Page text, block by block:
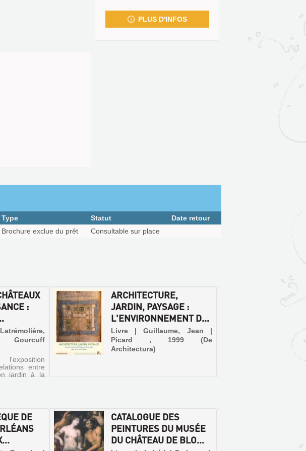
PLUS D'INFOS
Type Statut
Date retour
Brochure exclue du prêt Consultable sur place
:
entre
jardin à la
ouvrage
sur
Il éclaire
ARCHITECTURE,
JARDIN, PAYSAGE :
L'ENVIRONNEMENT D...
Livre | Guillaume, Jean |
Picard , 1999 (De
Architectura)
DE
CATALOGUE DES
PEINTURES DU MUSÉE
DU CHÂTEAU DE BLO...